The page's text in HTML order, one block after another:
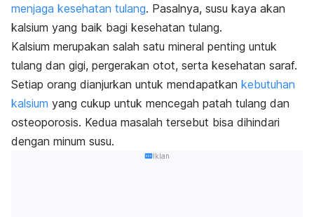
menjaga kesehatan tulang. Pasalnya, susu kaya akan
kalsium yang baik bagi kesehatan tulang.
Kalsium merupakan salah satu mineral penting untuk
tulang dan gigi, pergerakan otot, serta kesehatan saraf.
Setiap orang dianjurkan untuk mendapatkan kebutuhan
kalsium yang cukup untuk mencegah patah tulang dan
osteoporosis. Kedua masalah tersebut bisa dihindari
dengan minum susu.
Iklan